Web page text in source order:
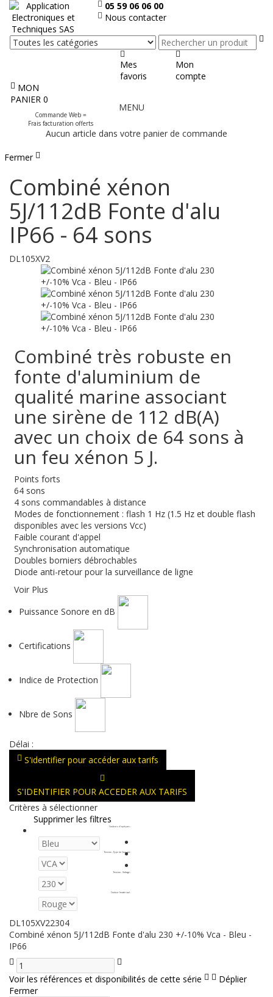
05 59 06 06 00
Nous contacter
Mes
favoris
Mon
compte
MON
PANIER 0
Commande Web =
Frais facturation offerts
le
MENU
Aucun article dans votre panier de commande
Fermer
Combiné xénon
5J/112dB Fonte d'alu
IP66 - 64 sons
DL105XV2
Combiné très robuste en
fonte d'aluminium de
qualité marine associant
une sirène de 112 dB(A)
avec un choix de 64 sons à
un feu xénon 5 J.
Points forts
64 sons
4 sons commandables à distance
Modes de fonctionnement : flash 1 Hz (1.5 Hz et double flash
disponibles avec les versions Vcc)
Faible courant d'appel
Synchronisation automatique
Doubles borniers débrochables
Diode anti-retour pour la surveillance de ligne
Voir Plus
Puissance Sonore en dB
Certifications
Indice de Protection
Nbre de Sons
Délai :
S'identifier pour accéder aux tarifs
S'IDENTIFIER POUR ACCEDER AUX TARIFS
Critères à sélectionner
Supprimer les filtres
Couleurs d'optiques :
Tension - Type de Courant :
Tension - Voltage :
Couleur (matériau) :
DL105XV22304
Combiné xénon 5J/112dB Fonte d'alu 230 +/-10% Vca - Bleu -
IP66
Voir les références et disponibilités de cette série
Déplier
Fermer